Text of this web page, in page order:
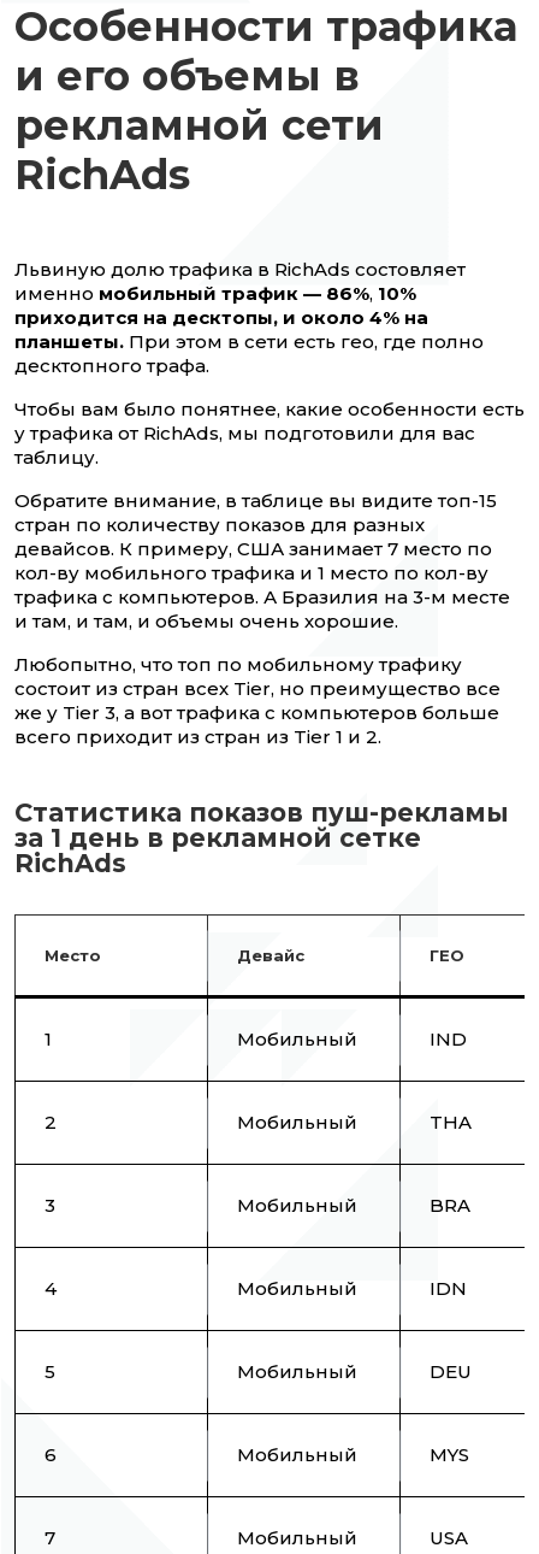
Особенности трафика
и его объемы в
рекламной сети
RichAds
Львиную долю трафика в RichAds состовляет
именно мобильный трафик — 86%, 10%
приходится на десктопы, и около 4% на
планшеты. При этом в сети есть гео, где полно
десктопного трафа.
Чтобы вам было понятнее, какие особенности есть
у трафика от RichAds, мы подготовили для вас
таблицу.
Обратите внимание, в таблице вы видите топ-15
стран по количеству показов для разных
девайсов. К примеру, США занимает 7 место по
кол-ву мобильного трафика и 1 место по кол-ву
трафика с компьютеров. А Бразилия на 3-м месте
и там, и там, и объемы очень хорошие.
Любопытно, что топ по мобильному трафику
состоит из стран всех Tier, но преимущество все
же у Tier 3, а вот трафика с компьютеров больше
всего приходит из стран из Tier 1 и 2.
Статистика показов пуш-рекламы
за 1 день в рекламной сетке
RichAds
Место Девайс ГЕО
1 Мобильный IND
2 Мобильный THA
3 Мобильный BRA
4 Мобильный IDN
5 Мобильный DEU
6 Мобильный MYS
7 Мобильный USA